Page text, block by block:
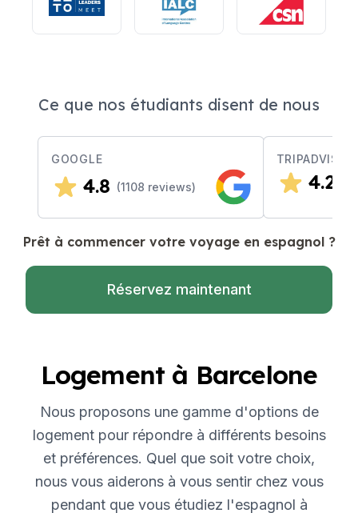
Ce que nos étudiants disent de nous
GOOGLE
4.8 (1108 reviews)
TRIPADVISOR
4.2
Prêt à commencer votre voyage en espagnol ?
Réservez maintenant
Logement à Barcelone
Nous proposons une gamme d'options de
logement pour répondre à différents besoins
et préférences. Quel que soit votre choix,
nous vous aiderons à vous sentir chez vous
pendant que vous étudiez l'espagnol à